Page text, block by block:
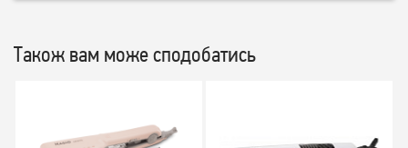
Також вам може сподобатись